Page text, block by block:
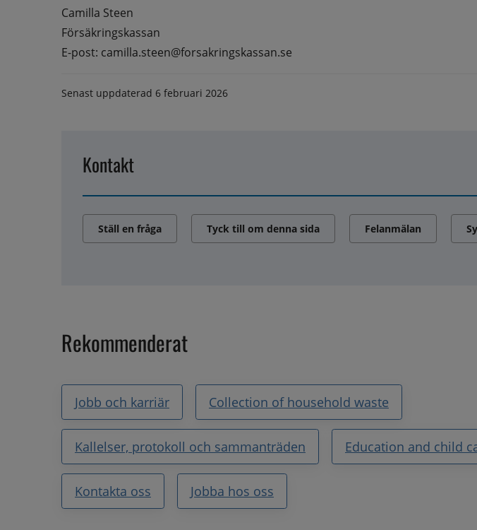
Camilla Steen
Försäkringskassan
E-post: camilla.steen@forsakringskassan.se
Senast uppdaterad 6 februari 2026
Kontakt
Ställ en fråga Tyck till om denna sida Felanmälan
Rekommenderat
Jobb och karriär Collection of household waste
Kallelser, protokoll och sammanträden Education and child
Kontakta oss Jobba hos oss